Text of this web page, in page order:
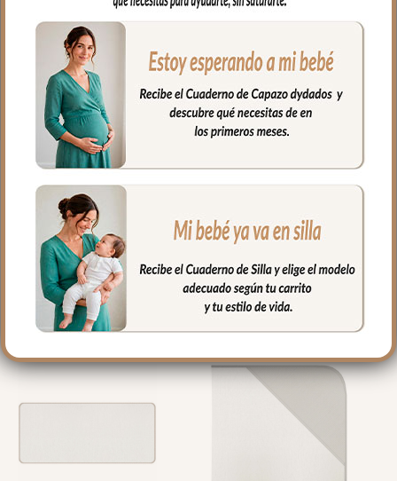
Perfecta para el uso diario con tu bebe
sobre todo para poner al hombro después
de cada toma.
Medidas: 50x25cm
PRODUCTOS
RELACIONADOS